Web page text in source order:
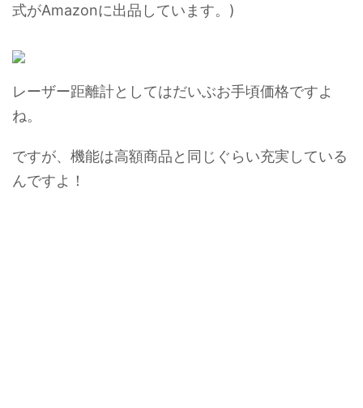
式がAmazonに出品しています。)
レーザー距離計としてはだいぶお手頃価格ですよ
ね。
ですが、機能は高額商品と同じぐらい充実している
んですよ！